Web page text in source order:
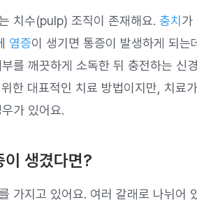
치수(pulp) 조직이 존재해요. 충치 가
염증이 생기면 통증이 발생하게 되는
를 깨끗하게 소독한 뒤 충전하는 신
한 대표적인 치료 방법이지만, 치료
가 있어요.
이 생겼다면?
가지고 있어요. 여러 갈래로 나뉘어